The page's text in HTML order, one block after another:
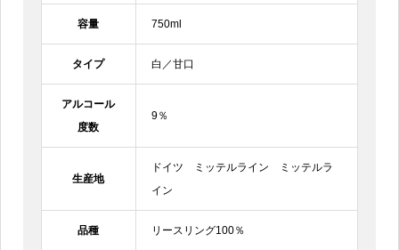
容量 750ml
タイプ 白／甘口
アルコール
度数
9％
生産地
ドイツ ミッテルライン ミッテルラ
イン
品種 リースリング100％